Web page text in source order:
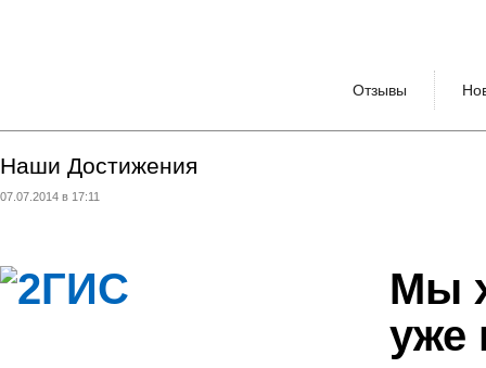
Отзывы
Наши Достижения
07.07.2014 в 17:11
Мы
уже